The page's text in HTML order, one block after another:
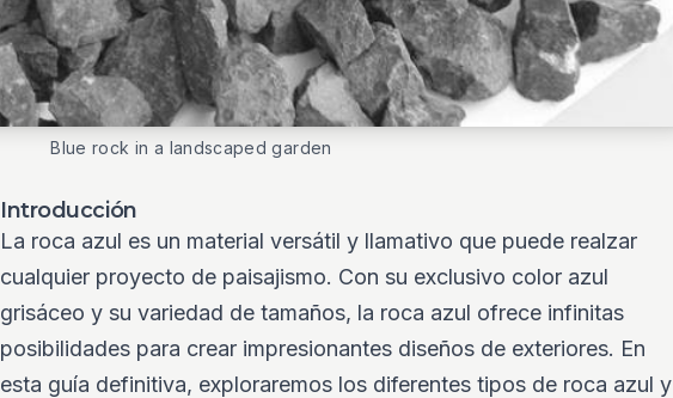
Blue rock in a landscaped garden
Introducción
La roca azul es un material versátil y llamativo que puede realzar
cualquier proyecto de paisajismo. Con su exclusivo color azul
grisáceo y su variedad de tamaños, la roca azul ofrece infinitas
posibilidades para crear impresionantes diseños de exteriores. En
esta guía definitiva, exploraremos los diferentes tipos de roca azul y